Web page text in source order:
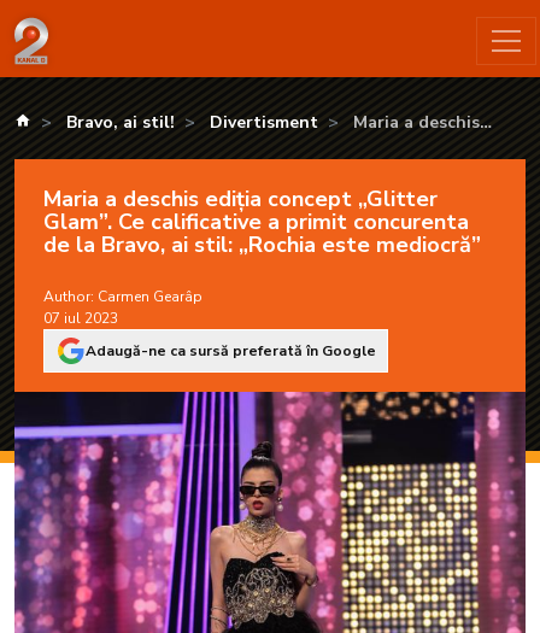
Maria a deschis ediția concept „Glitter Glam”. Ce calificative
kanald.ro
Bravo, ai stil! Divertisment
Maria a deschis
primit concurenta de la
Bravo, ai stil: „Rochia
este mediocră”
Maria a deschis ediția concept „Glitter
Glam”. Ce calificative a primit concurenta
de la Bravo, ai stil: „Rochia este mediocră”
Author: Carmen Gearâp
07 iul 2023
Adaugă-ne ca sursă preferată în Google